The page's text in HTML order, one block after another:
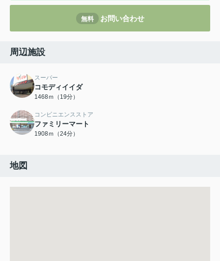
無料 お問い合わせ
周辺施設
スーパー
コモディイイダ
1468ｍ（19分）
コンビニエンスストア
ファミリーマート
1908ｍ（24分）
地図